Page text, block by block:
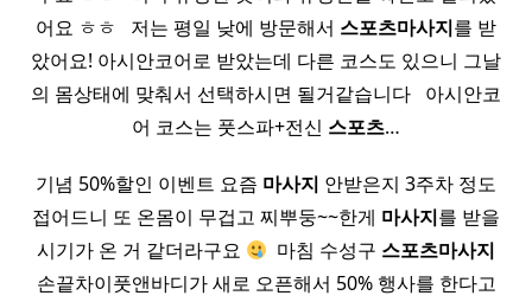
어요 ㅎㅎ ​ ​ 저는 평일 낮에 방문해서 스포츠마사지를 받
았어요! 아시안코어로 받았는데 다른 코스도 있으니 그날
의 몸상태에 맞춰서 선택하시면 될거같습니다 ​ ​ 아시안코
어 코스는 풋스파+전신 스포츠…
기념 50%할인 이벤트 요즘 마사지 안받은지 3주차 정도
접어드니 또 온몸이 무겁고 찌뿌둥~~한게 마사지를 받을
시기가 온 거 같더라구요
​ 마침 수성구 스포츠마사지
손끝차이풋앤바디가 새로 오픈해서 50% 행사를 한다고